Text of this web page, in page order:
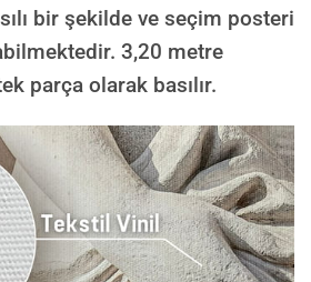
bir şekilde ve seçim posteri
3,20 metre
parça olarak basılır.